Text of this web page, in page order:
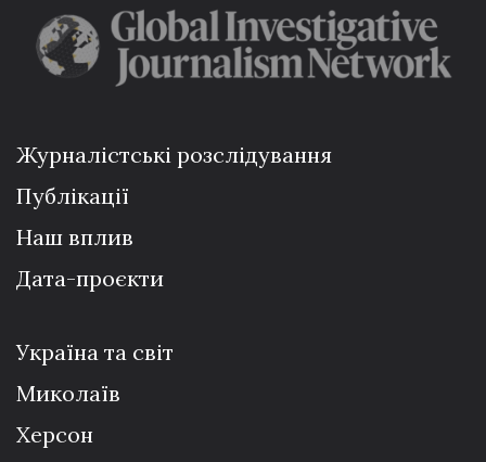
Журналістські розслідування
Публікації
Наш вплив
Дата-проєкти
Україна та світ
Миколаїв
Херсон